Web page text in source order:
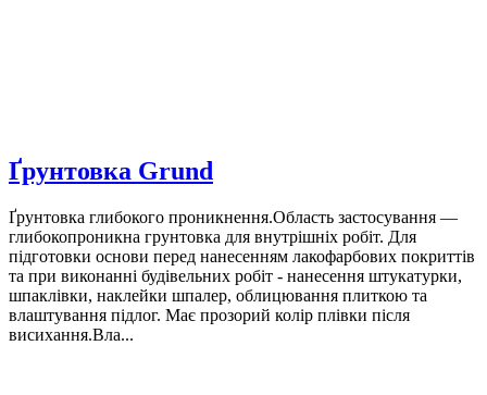
Ґрунтовка Grund
Ґрунтовка глибокого проникнення.Область застосування —
глибокопроникна грунтовка для внутрішніх робіт. Для
підготовки основи перед нанесенням лакофарбових покриттів
та при виконанні будівельних робіт - нанесення штукатурки,
шпаклівки, наклейки шпалер, облицювання плиткою та
влаштування підлог. Має прозорий колір плівки після
висихання.Вла...